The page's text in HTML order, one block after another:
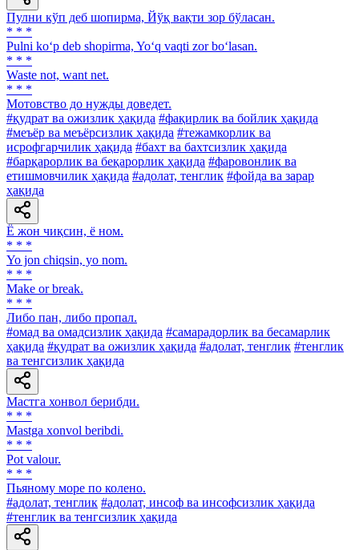
Пулни кўп деб шопирма, Йўқ вақти зор бўласан.
* * *
Pulni ko‘p deb shopirma, Yo‘q vaqti zor bo‘lasan.
* * *
Waste not, want net.
* * *
Мотовство до нужды доведет.
#қудрат ва ожизлик ҳақида #фақирлик ва бойлик ҳақида
#меъёр ва меъёрсизлик ҳақида #тежамкорлик ва
исрофгарчилик ҳақида #бахт ва бахтсизлик ҳақида
#барқарорлик ва беқарорлик ҳақида #фаровонлик ва
етишмовчилик ҳақида #адолат, тенглик #фойда ва зарар
ҳақида
Ё жон чиқсин, ё ном.
* * *
Yo jon chiqsin, yo nom.
* * *
Make or break.
* * *
Либо пан, либо пропал.
#омад ва омадсизлик ҳақида #самарадорлик ва бесамарлик
ҳақида #қудрат ва ожизлик ҳақида #адолат, тенглик #тенглик
ва тенгсизлик ҳақида
Мастга хонвол берибди.
* * *
Mastga xonvol beribdi.
* * *
Pot valour.
* * *
Пьяному море по колено.
#адолат, тенглик #адолат, инсоф ва инсофсизлик ҳақида
#тенглик ва тенгсизлик ҳақида